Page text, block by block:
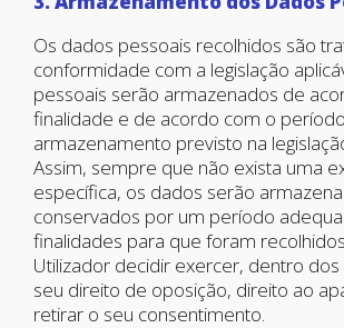
Os dados pessoais recolhidos são
conformidade com a legislação
pessoais serão armazenados de
finalidade e de acordo com o
armazenamento previsto na
Assim, sempre que não exista uma
específica, os dados serão
conservados por um período
finalidades para que foram
Utilizador decidir exercer, dentro dos
seu direito de oposição, direito ao
retirar o seu consentimento.